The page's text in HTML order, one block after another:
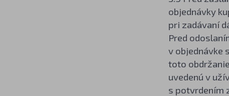
objednávky
pri zadávaní
Pred
v objednávke
toto
uvedenú v
s potvrdením